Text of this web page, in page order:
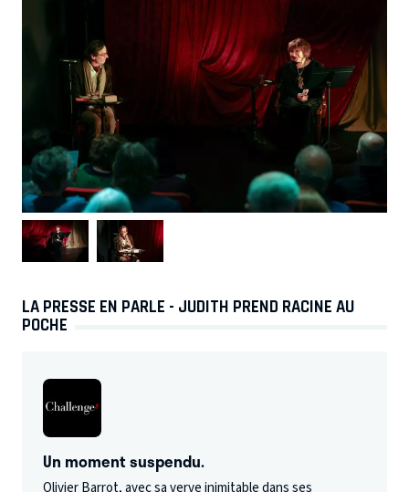
LA PRESSE EN PARLE - JUDITH PREND RACINE AU
POCHE
Un moment suspendu.
Olivier Barrot, avec sa verve inimitable dans ses